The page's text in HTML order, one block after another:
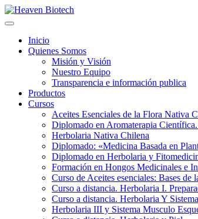
Inicio
Quienes Somos
Misión y Visión
Nuestro Equipo
Transparencia e información publica
Productos
Cursos
Aceites Esenciales de la Flora Nativa
Diplomado en Aromaterapia
Herbolaria Nativa Chilena
Diplomado: «Medicina Basada en
Diplomado en Herbolaria y
Formación en Hongos Medicinales e
Curso de Aceites esenciales: Bases
Curso a distancia. Herbolaria I.
Curso a distancia. Herbolaria Y
Herbolaria III y Sistema Musculo